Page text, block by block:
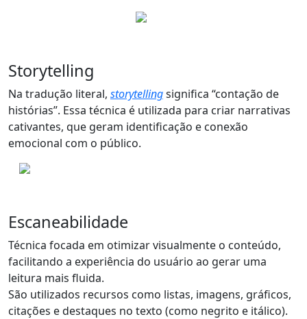
Storytelling
Na tradução literal, storytellingsignifica “contação de
histórias”. Essa técnica é utilizada para criar narrativas
cativantes, que geram identificação e conexão
emocional com o público.
Escaneabilidade
Técnica focada em otimizar visualmente o conteúdo,
facilitando a experiência do usuário ao gerar uma
leitura mais fluida.
São utilizados recursos como listas, imagens, gráficos,
citações e destaques no texto (como negrito e itálico).